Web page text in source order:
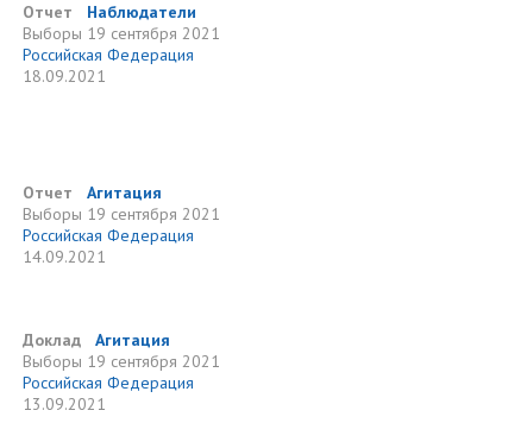
Отчет
Наблюдатели
Выборы 19 сентября 2021
Российская Федерация
18.09.2021
Отчет
Агитация
Выборы 19 сентября 2021
Российская Федерация
14.09.2021
Доклад
Агитация
Выборы 19 сентября 2021
Российская Федерация
13.09.2021